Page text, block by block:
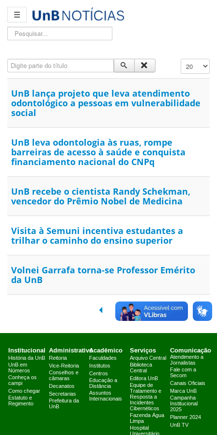
☰
Pesquisar...
Digite parte do título Exibir #
UnB lança projeto que leva atendimento
odontológico a pessoas em vulnerabilidade
social
UnB leva odontologia às ruas, rompe
barreiras de acesso à saúde e conquista
financiamento nacional do CNPq
UnB recebe o cientista Randy Schekman,
vencedor do Prêmio Nobel de Medicina
Visita à Semuni incentiva estudantes a
trilhar o caminho do ensino superior
Volnei Garrafa torna-se Professor Emérito
da UnB
Institucional
História da UnB
UnB em
Números
Conheça os
campi
Como chegar
Estatuto e
Regimento
Administrativo
Reitoria
Vice-Reitoria
Conselhos e
câmaras
Decanatos
Secretarias
Prefeitura da
UnB
Acadêmico
Faculdades
Institutos
Centros
Educação a
Distância
Assuntos
Internacionais
Serviços
Arquivo Central
Biblioteca
Central
Editora UnB
Equipe de
Tratamento e
Resposta a
Incidentes
Cibernéticos
Fazenda Água
Limpa
Hospital
Comunicação
Atendimento a
Jornalistas
Fale com a
Secom
Canais Oficiais
Marca UnB
Campanha
Institucional
2025
Planner 2024
UnB TV